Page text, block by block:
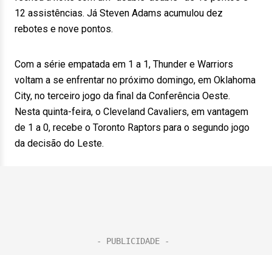
12 assistências. Já Steven Adams acumulou dez
rebotes e nove pontos.
Com a série empatada em 1 a 1, Thunder e Warriors
voltam a se enfrentar no próximo domingo, em Oklahoma
City, no terceiro jogo da final da Conferência Oeste.
Nesta quinta-feira, o Cleveland Cavaliers, em vantagem
de 1 a 0, recebe o Toronto Raptors para o segundo jogo
da decisão do Leste.